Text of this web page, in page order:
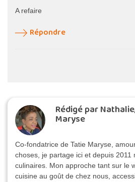
A refaire
Répondre
Rédigé par
Maryse
Co-fondatrice de Tatie Maryse,
choses, je partage ici et depuis 2011
culinaires. Mon approche tant sur le
cuisine au goût de chez nous,